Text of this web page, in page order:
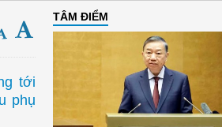
tới
phụ
TÂM ĐIỂM